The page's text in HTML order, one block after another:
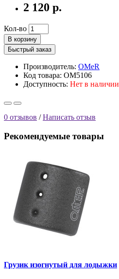
2 120 р.
Кол-во
В корзину
Быстрый заказ
Производитель: OMeR
Код товара: OM5106
Доступность: Нет в наличии
0 отзывов /Написать отзыв
Рекомендуемые товары
Грузик изогнутый для лодыжки